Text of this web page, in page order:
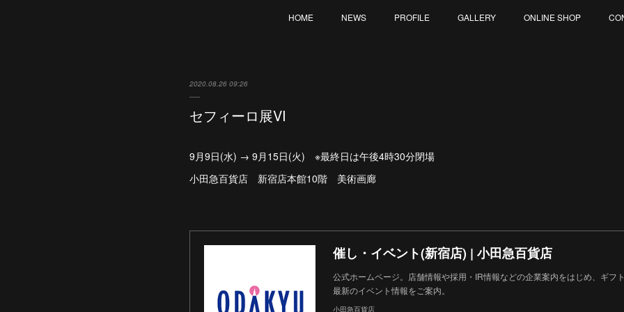
HOME NEWS PROFILE GALLERY ONLINE SHOP
2020.08.26 09:26
セフィーロ展VI
9月9日(水) → 9月15日(火) ※最終日は午後4時30分閉場
小田急百貨店 新宿店本館10階 美術画廊
催し・イベント(新宿店) | 小田急百貨店
公式ホームページ。店舗情報や採用・IR情報などの企業案内をはじめ、ギフ
最新のイベント情報をご案内。
小田急百貨店